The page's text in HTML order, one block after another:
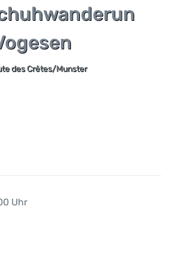
des Crêtes/Munster
Uhr